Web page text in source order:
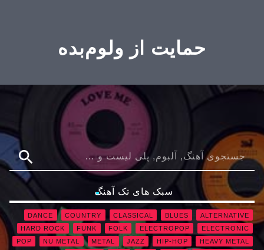
حمایت از ولوم‌بده
search
سبک های تک آهنگ
ALTERNATIVE
BLUES
CLASSICAL
COUNTRY
DANCE
ELECTRONIC
ELECTROPOP
FOLK
FUNK
HARD ROCK
HEAVY METAL
HIP-HOP
JAZZ
METAL
NU METAL
POP